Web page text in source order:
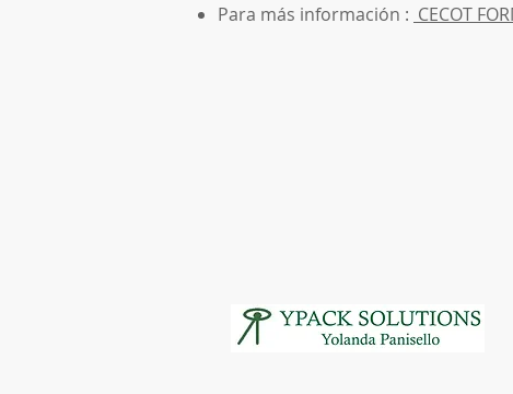
Para más información : CECOT